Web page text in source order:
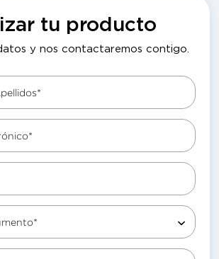
tu producto
y nos contactaremos contigo.